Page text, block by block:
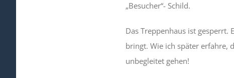
„Besucher“- Schild.
Das Treppenhaus ist gesperrt.
bringt. Wie ich später erfahre,
unbegleitet gehen!